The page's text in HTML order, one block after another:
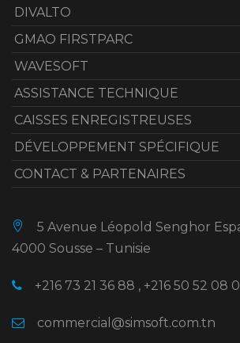
DIVALTO
GMAO FIRSTPARC
WAVESOFT
ASSISTANCE TECHNIQUE
CAISSES ENREGISTREUSES
DÉVELOPPEMENT SPÉCIFIQUE
CONTACT & PARTENAIRES
5 Avenue Léopold Senghor
4000 Sousse – Tunisie
+216 73 21 36 88 , +216 50 52 08
commercial@simsoft.com.tn